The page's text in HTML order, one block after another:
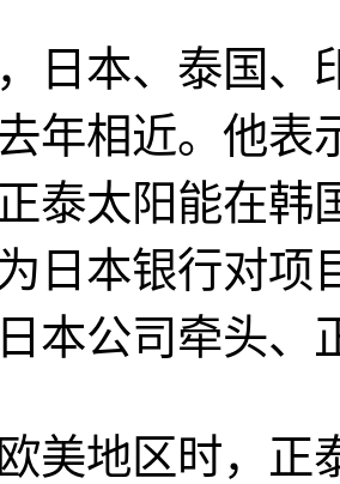
本、泰国、
年相近。他表
泰太阳能在韩
日本银行对项
本公司牵头、
地区时，正